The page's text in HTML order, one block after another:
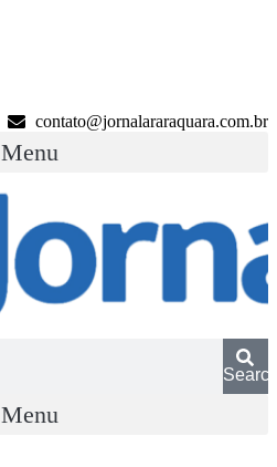
contato@jornalararaquara.com.br
Menu
Menu